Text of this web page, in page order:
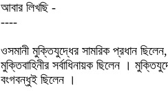
আবার লিখছি -
----
ওসমানী মুক্তিযুদ্ধের সামরিক প্রধান
মুক্তিবাহিনীর সর্বাধিনায়ক ছিলেন ।
বংগবন্ধুই ছিলেন ।